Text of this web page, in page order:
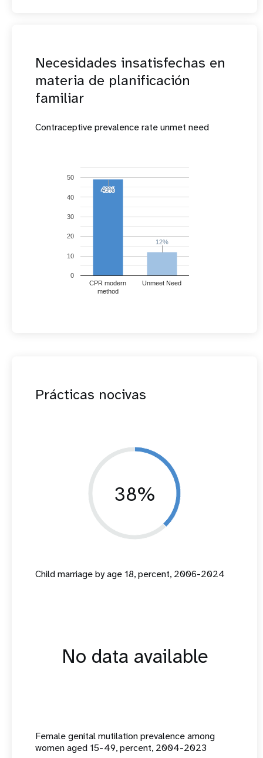
Necesidades insatisfechas en
materia de planificación
familiar
Contraceptive prevalence rate unmet need
CPR modern
method
Unmeet Need
0
10
20
30
40
50
49%
49%
12%
12%
Prácticas nocivas
38%
Child marriage by age 18, percent, 2006-2024
No data available
Female genital mutilation prevalence among
women aged 15-49, percent, 2004-2023